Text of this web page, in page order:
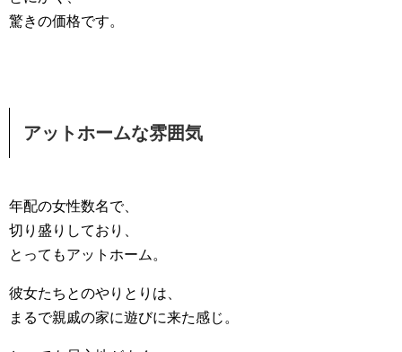
驚きの価格です。
アットホームな雰囲気
年配の女性数名で、
切り盛りしており、
とってもアットホーム。
彼女たちとのやりとりは、
まるで親戚の家に遊びに来た感じ。